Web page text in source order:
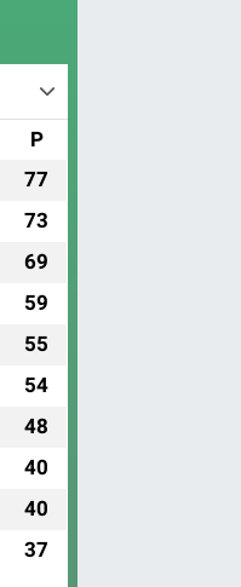
P
77
73
69
59
55
54
48
40
40
37